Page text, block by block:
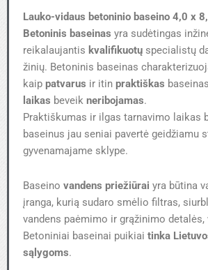
Lauko-vidaus betoninio baseino 4,0 x
Betoninis baseinas yra sudėtingas
reikalaujantis kvalifikuotų specialistų
žinių. Betoninis baseinas
kaip patvarus ir itin praktiškas
laikas beveik neribojamas.
Praktiškumas ir ilgas tarnavimo laikas
baseinus jau seniai pavertė geidžiamu
gyvenamajame sklype.
Baseino vandens priežiūrai yra būtina
įranga, kurią sudaro smėlio filtras,
vandens paėmimo ir grąžinimo detalės,
Betoniniai baseinai puikiai tinka
sąlygoms.